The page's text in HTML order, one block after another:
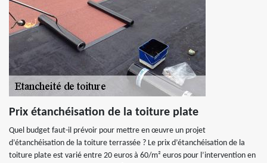
Prix étanchéisation de la toiture plate
Quel budget faut-il prévoir pour mettre en œuvre un projet
d’étanchéisation de la toiture terrassée ? Le prix d’étanchéisation de la
toiture plate est varié entre 20 euros à 60/m² euros pour l’intervention en